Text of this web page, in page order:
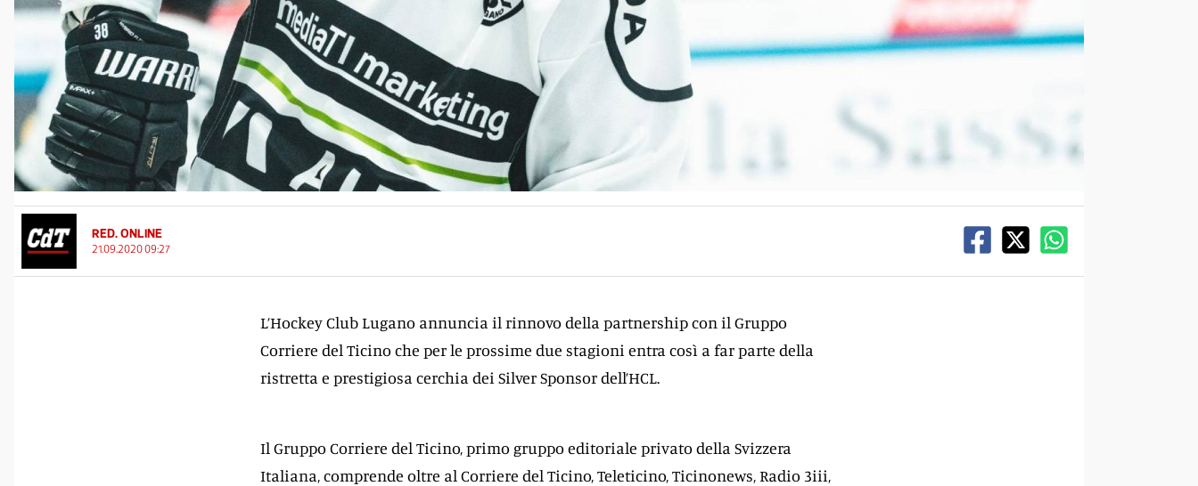
RED. ONLINE
21.09.2020 09:27
L’Hockey Club Lugano annuncia il rinnovo della partnership con il Gruppo
Corriere del Ticino che per le prossime due stagioni entra così a far parte della
ristretta e prestigiosa cerchia dei Silver Sponsor dell’HCL.
Il Gruppo Corriere del Ticino, primo gruppo editoriale privato della Svizzera
Italiana, comprende oltre al Corriere del Ticino, Teleticino, Ticinonews, Radio 3iii,